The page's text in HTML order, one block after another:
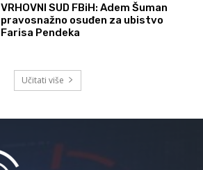
VRHOVNI SUD FBiH: Adem Šuman
pravosnažno osuđen za ubistvo
Farisa Pendeka
Učitati više